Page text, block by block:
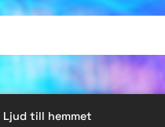
Ljud till hemmet